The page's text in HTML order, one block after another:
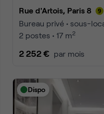
Rue d'Artois, Paris 8
Bureau privé • sous-
2 postes • 17 m2
2 252 € par mois
Dispo